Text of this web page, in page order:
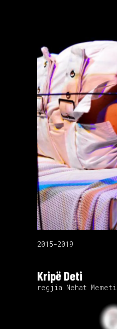
2015-2019
Kripë Deti
regjia Nehat Memeti